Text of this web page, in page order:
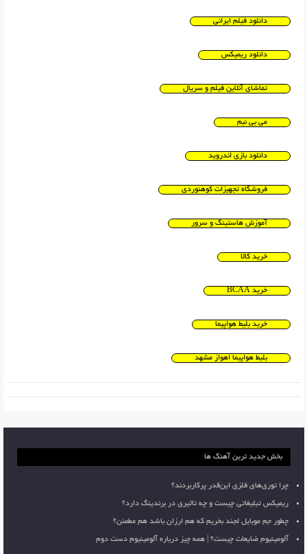
دانلود فیلم ایرانی
دانلود ریمیکس
تماشای آنلاین فیلم و سریال
می بی نیم
دانلود بازی اندروید
فروشگاه تجهیزات کوهنوردی
آموزش هاستینگ و سرور
خرید کالا
خرید BCAA
خرید بلیط هواپیما
بلیط هواپیما اهواز مشهد
بخش جدید ترین آهنگ ها
چرا توری‌های فلزی این‌قدر پرکاربردند؟
ریمیکس تبلیغاتی چیست و چه تاثیری در برندینگ دارد؟
چطور جم موبایل لجند بخریم که هم ارزان باشد هم مطمئن؟
آلومینیوم ضایعات چیست؟ | همه چیز درباره آلومینیوم دست دوم